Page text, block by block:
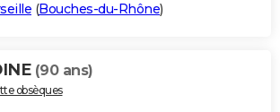
(Bouches-du-Rhône)
(90 ans)
obsèques